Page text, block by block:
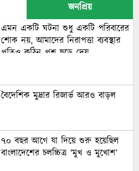
জনপ্রিয়
এমন একটি ঘটনা শুধু একটি পরিবারের
শোক নয়, আমাদের নিরাপত্তা ব্যবস্থার
প্রতিও কঠিন প্রশ্ন ছুড়ে দেয়
বৈদেশিক মুদ্রার রিজার্ভ আরও বাড়ল
৭০ বছর আগে যা ‍দিয়ে শুরু হয়েছিল
বাংলাদেশের চলচ্চিত্র ‘মুখ ও মুখোশ’